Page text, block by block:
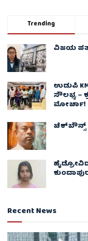
Trending
ವಿಜಯ
ಉಡುಪಿ
ಸೌಲಭ್ಯ –
ಮೋರ್ಚಾ!
ಚೆಕ್​ಬೌನ್ಸ್​
Recent News